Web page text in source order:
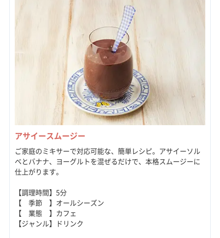
アサイースムージー
ご家庭のミキサーで対応可能な、簡単レシピ。アサイーソル
ベとバナナ、ヨーグルトを混ぜるだけで、本格スムージーに
仕上がります。
【調理時間】5分
【 季節 】オールシーズン
【 業態 】カフェ
【ジャンル】ドリンク